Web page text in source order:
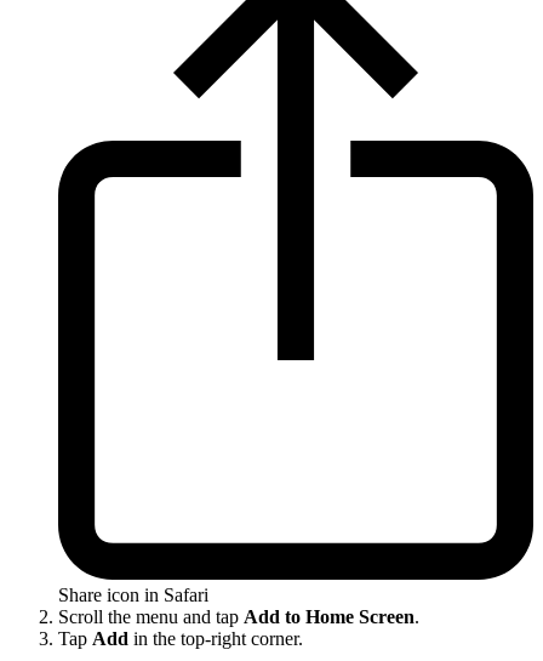
Share icon in Safari
Scroll the menu and tap Add to Home Screen.
Tap Add in the top-right corner.